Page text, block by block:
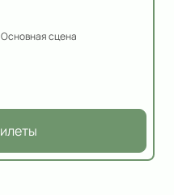
Основная сцена